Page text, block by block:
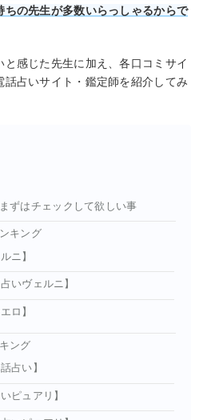
の先生が多数いらっしゃるからで
感じた先生に加え、各口コミサイ
話占いサイト・鑑定師を紹介してみ
ずはチェックして欲しい事
キング
ニ】
いヴェルニ】
ロ】
ング
占い】
ピュアリ】